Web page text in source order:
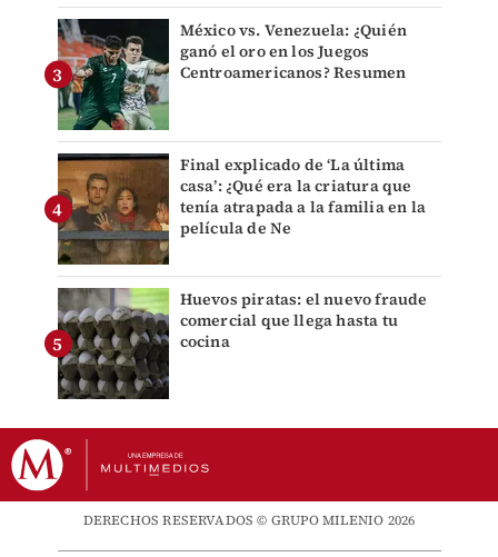
México vs. Venezuela: ¿Quién
ganó el oro en los Juegos
Centroamericanos? Resumen
Final explicado de ‘La última
casa’: ¿Qué era la criatura que
tenía atrapada a la familia en la
película de Ne
Huevos piratas: el nuevo fraude
comercial que llega hasta tu
cocina
DERECHOS RESERVADOS © GRUPO MILENIO 2026